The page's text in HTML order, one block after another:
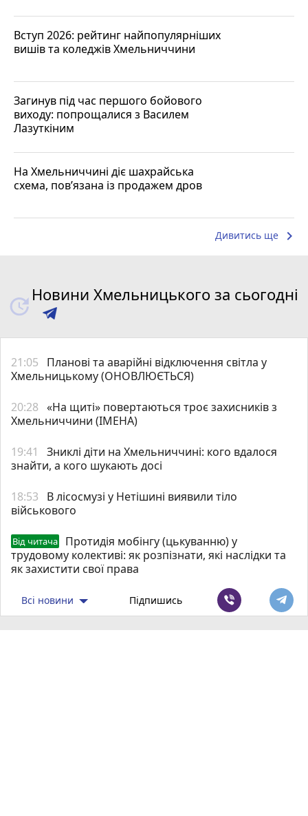
Вступ 2026: рейтинг найпопулярніших
вишів та коледжів Хмельниччини
Загинув під час першого бойового
виходу: попрощалися з Василем
Лазуткіним
На Хмельниччині діє шахрайська
схема, пов’язана із продажем дров
Дивитись ще keyboard_arrow_right
Новини Хмельницького за сьогодні
21:05
Планові та аварійні відключення світла у
Хмельницькому (ОНОВЛЮЄТЬСЯ)
20:28 «На щиті» повертаються троє захисників з
Хмельниччини (ІМЕНА)
19:41
Зниклі діти на Хмельниччині: кого вдалося
знайти, а кого шукають досі
18:53
В лісосмузі у Нетішині виявили тіло
військового
Від читача
Протидія мобінгу (цькуванню) у
трудовому колективі: як розпізнати, які наслідки та
як захистити свої права
Всі новини Підпишись